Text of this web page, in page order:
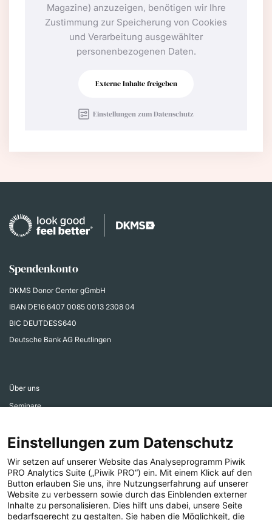
Magazine) anzuzeigen, benötigen wir Ihre
Zustimmung zur Speicherung von Cookies
und Verarbeitung ausgewählter
personenbezogenen Daten.
Externe Inhalte freigeben
Einstellungen zum Datenschutz
Spendenkonto
DKMS Donor Center gGmbH
IBAN DE16 6407 0085 0013 2308 04
BIC DEUTDESS640
Deutsche Bank AG Reutlingen
Über uns
Seminare
Ehrenamtsbereich
Aktuelles
Presse
Einstellungen zum Datenschutz
Wir setzen auf unserer Website das Analyseprogramm Piwik
PRO Analytics Suite („Piwik PRO“) ein. Mit einem Klick auf den
Button erlauben Sie uns, ihre Nutzungserfahrung auf unserer
Website zu verbessern sowie durch das Einblenden externer
Inhalte zu personalisieren. Dies hilft uns dabei, unsere Seite
bedarfsgerecht zu gestalten. Sie haben die Möglichkeit, die